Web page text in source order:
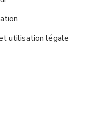
utilisation légale